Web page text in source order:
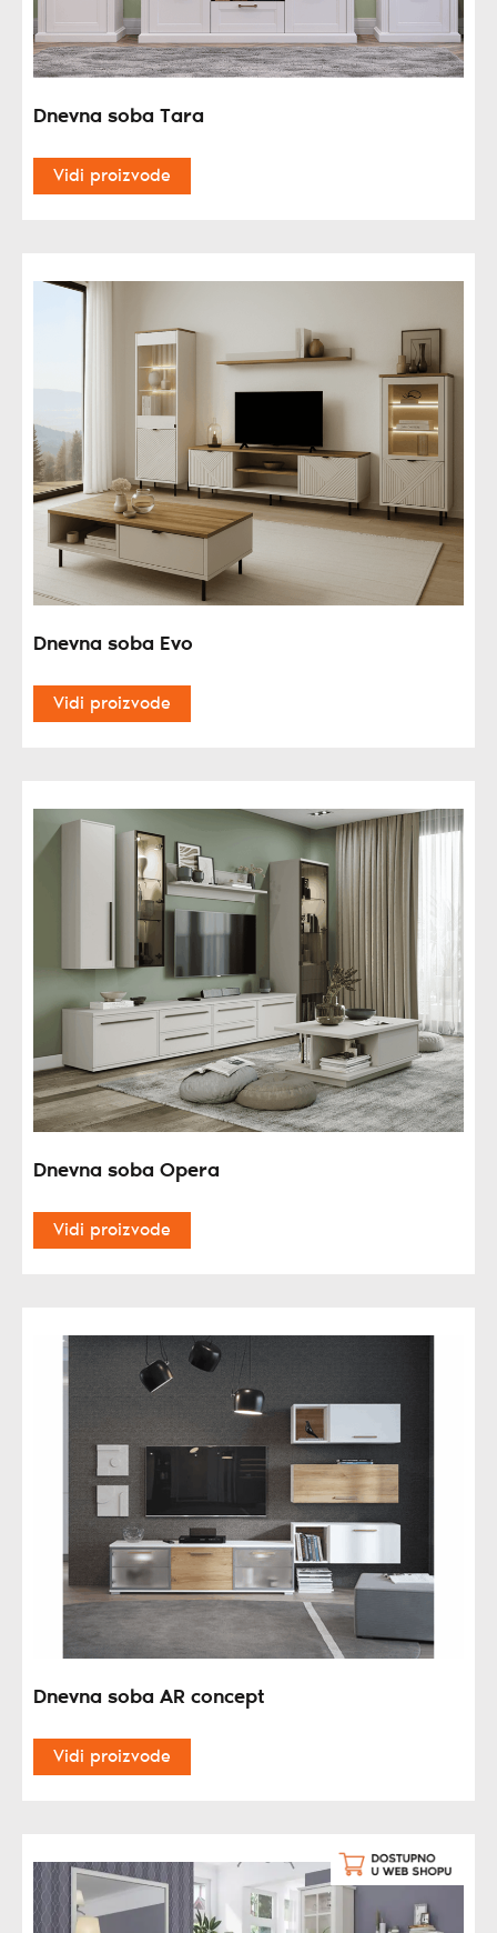
Dnevna soba Tara
Vidi proizvode
Dnevna soba Evo
Vidi proizvode
Dnevna soba Opera
Vidi proizvode
Dnevna soba AR concept
Vidi proizvode